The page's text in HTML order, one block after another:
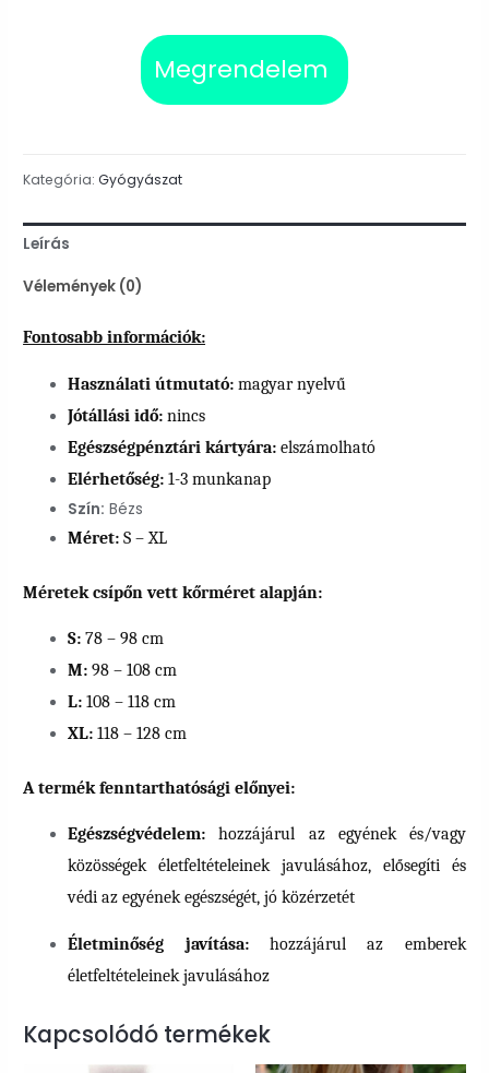
Megrendelem
Kategória:Gyógyászat
Leírás
Vélemények (0)
Fontosabb információk:
Használati útmutató: magyar nyelvű
Jótállási idő: nincs
Egészségpénztári kártyára: elszámolható
Elérhetőség: 1-3 munkanap
Szín: Bézs
Méret: S – XL
Méretek csípőn vett kőrméret alapján:
S: 78 – 98 cm
M: 98 – 108 cm
L: 108 – 118 cm
XL: 118 – 128 cm
A termék fenntarthatósági előnyei:
Egészségvédelem: hozzájárul az egyének és/vagy
közösségek életfeltételeinek javulásához, elősegíti és
védi az egyének egészségét, jó közérzetét
Életminőség javítása:hozzájárul az emberek
életfeltételeinek javulásához
Kapcsolódó termékek